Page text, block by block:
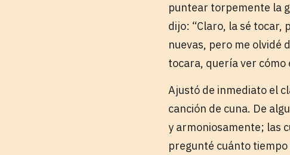
puntear torpemente la
dijo: “Claro, la sé
nuevas, pero me olvidé
tocara, quería ver
Ajustó de inmediato el
canción de cuna. De
y armoniosamente; las
pregunté cuánto